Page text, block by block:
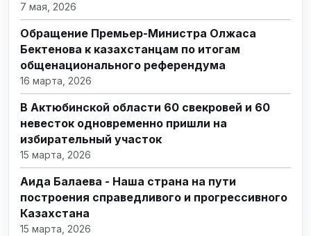
7 мая, 2026
Обращение Премьер-Министра Олжаса
Бектенова к казахстанцам по итогам
общенационального референдума
16 марта, 2026
В Актюбинской области 60 свекровей и 60
невесток одновременно пришли на
избирательный участок
15 марта, 2026
Аида Балаева - Наша страна на пути
построения справедливого и прогрессивного
Казахстана
15 марта, 2026